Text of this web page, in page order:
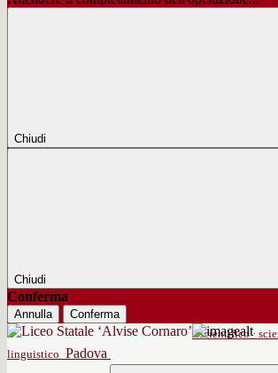
Chiudi
Chiudi
Conferma
Annulla
Conferma
scientifico ·
linguistico Padova